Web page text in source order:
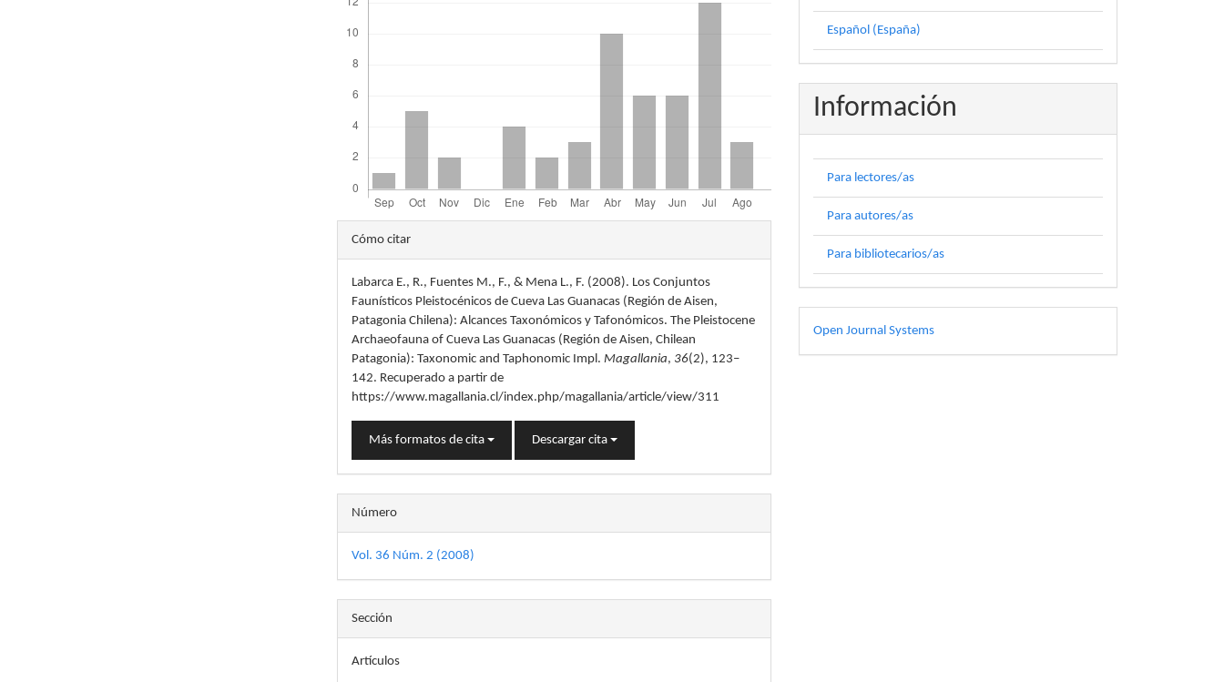
Detalles
del
artículo
Cómo citar
Labarca E., R., Fuentes M., F., & Mena L., F. (2008). Los Conjuntos
Faunísticos Pleistocénicos de Cueva Las Guanacas (Región de Aisen,
Patagonia Chilena): Alcances Taxonómicos y Tafonómicos. The Pleistocene
Archaeofauna of Cueva Las Guanacas (Región de Aisen, Chilean
Patagonia): Taxonomic and Taphonomic Impl.Magallania, 36(2), 123–
142. Recuperado a partir de
https://www.magallania.cl/index.php/magallania/article/view/311
Más formatos de cita Descargar cita
Número
Vol. 36 Núm. 2 (2008)
Sección
Artículos
Español (España)
Información
Para lectores/as
Para autores/as
Para bibliotecarios/as
Desarrollado
por
Open Journal Systems